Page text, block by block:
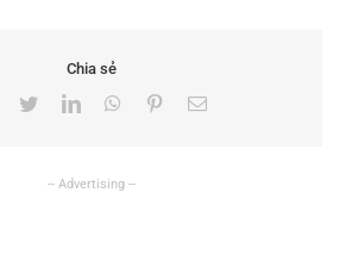
Chia sẻ
Facebook
TwitterLinkedInWhatsApp
PinterestEmail